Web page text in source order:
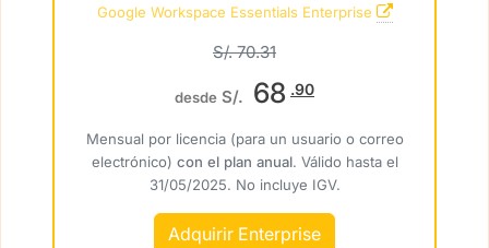
Google Workspace Essentials Enterprise
S/. 70.31
desde S/. 68 .90
Mensual por licencia (para un usuario o correo
electrónico) con el plan anual. Válido hasta el
31/05/2025. No incluye IGV.
Adquirir Enterprise